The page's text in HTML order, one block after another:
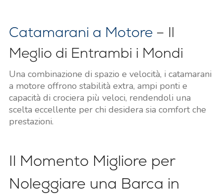
Catamarani a Motore– Il
Meglio di Entrambi i Mondi
Una combinazione di spazio e velocità, i catamarani
a motore offrono stabilità extra, ampi ponti e
capacità di crociera più veloci, rendendoli una
scelta eccellente per chi desidera sia comfort che
prestazioni.
Il Momento Migliore per
Noleggiare una Barca in